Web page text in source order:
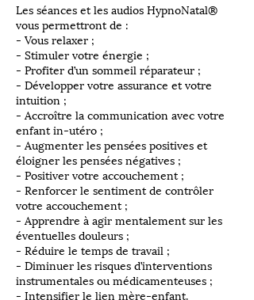
Les séances et les audios HypnoNatal®
vous permettront de :
- Vous relaxer ;
- Stimuler votre énergie ;
- Profiter d’un sommeil réparateur ;
- Développer votre assurance et votre
intuition ;
- Accroître la communication avec votre
enfant in-utéro ;
- Augmenter les pensées positives et
éloigner les pensées négatives ;
- Positiver votre accouchement ;
- Renforcer le sentiment de contrôler
votre accouchement ;
- Apprendre à agir mentalement sur les
éventuelles douleurs ;
- Réduire le temps de travail ;
- Diminuer les risques d’interventions
instrumentales ou médicamenteuses ;
- Intensifier le lien mère-enfant.